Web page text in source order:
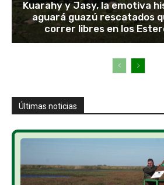
Kuarahy y Jasy, la emotiva
aguará guazú rescatados
correr libres en los
Últimas noticias